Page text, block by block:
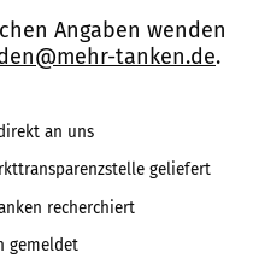
Angaben wenden
tanken.de.
an uns
geliefert
recherchiert
gemeldet